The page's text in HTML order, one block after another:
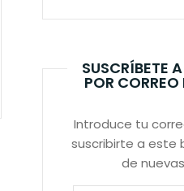
SUSCRÍBETE
POR
Introduce tu
suscribirte a este
de